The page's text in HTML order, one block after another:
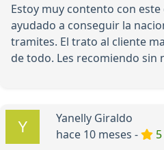
Estoy muy contento con
ayudado a conseguir la
tramites. El trato al cliente
de todo. Les recomiendo sin
Yanelly Giraldo
hace 10 meses -